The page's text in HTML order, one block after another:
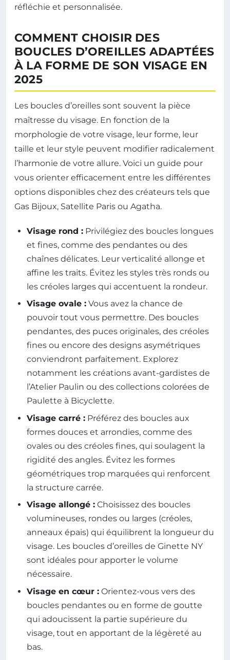
réfléchie et personnalisée.
COMMENT CHOISIR DES
BOUCLES D’OREILLES ADAPTÉES
À LA FORME DE SON VISAGE EN
2025
Les boucles d’oreilles sont souvent la pièce
maîtresse du visage. En fonction de la
morphologie de votre visage, leur forme, leur
taille et leur style peuvent modifier radicalement
l’harmonie de votre allure. Voici un guide pour
vous orienter efficacement entre les différentes
options disponibles chez des créateurs tels que
Gas Bijoux, Satellite Paris ou Agatha.
Visage rond : Privilégiez des boucles longues
et fines, comme des pendantes ou des
chaînes délicates. Leur verticalité allonge et
affine les traits. Évitez les styles très ronds ou
les créoles larges qui accentuent la rondeur.
Visage ovale : Vous avez la chance de
pouvoir tout vous permettre. Des boucles
pendantes, des puces originales, des créoles
fines ou encore des designs asymétriques
conviendront parfaitement. Explorez
notamment les créations avant-gardistes de
l’Atelier Paulin ou des collections colorées de
Paulette à Bicyclette.
Visage carré : Préférez des boucles aux
formes douces et arrondies, comme des
ovales ou des créoles fines, qui soulagent la
rigidité des angles. Évitez les formes
géométriques trop marquées qui renforcent
la structure carrée.
Visage allongé : Choisissez des boucles
volumineuses, rondes ou larges (créoles,
anneaux épais) qui équilibrent la longueur du
visage. Les boucles d’oreilles de Ginette NY
sont idéales pour apporter le volume
nécessaire.
Visage en cœur : Orientez-vous vers des
boucles pendantes ou en forme de goutte
qui adoucissent la partie supérieure du
visage, tout en apportant de la légèreté au
bas.